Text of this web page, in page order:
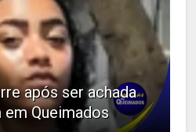
após ser achada
Queimados